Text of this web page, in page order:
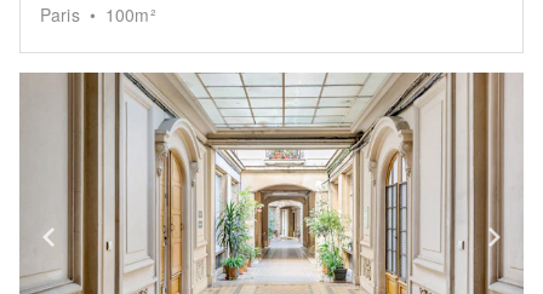
Paris • 100m²
Show previous slide